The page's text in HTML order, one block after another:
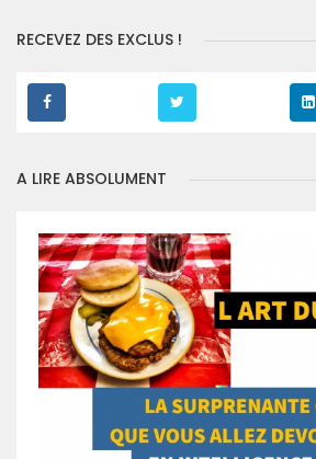
RECEVEZ DES EXCLUS !
A LIRE ABSOLUMENT